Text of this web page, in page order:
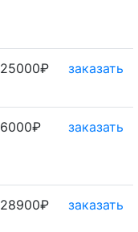
25000₽ заказать
6000₽ заказать
28900₽ заказать